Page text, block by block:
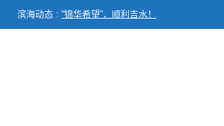
滨海动态 : “锦华希望”，顺利吉水！